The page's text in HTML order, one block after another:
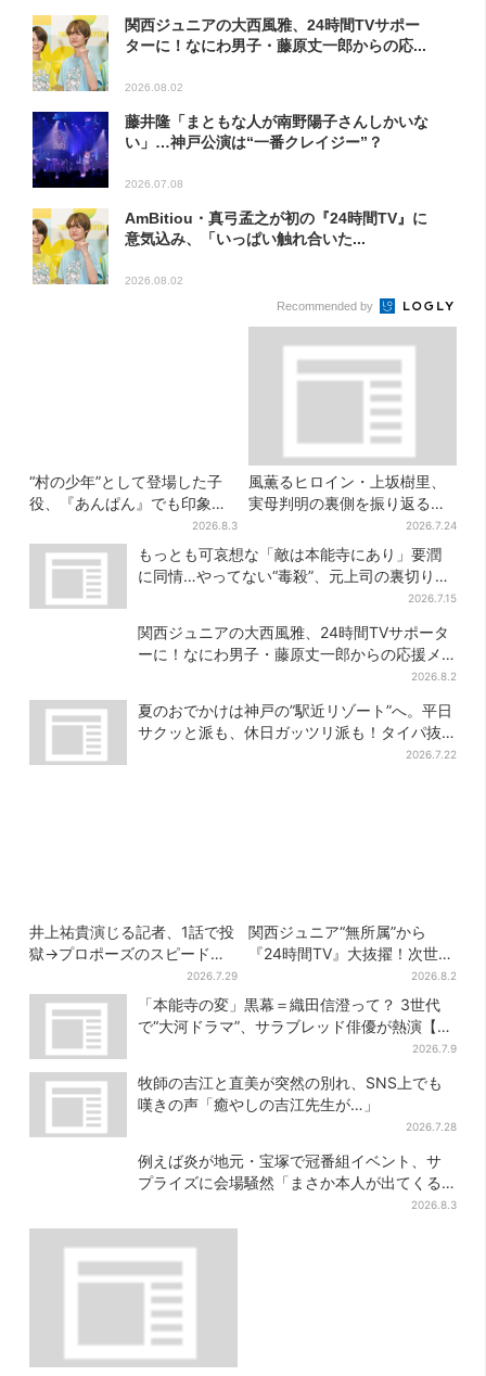
関西ジュニアの大西風雅、24時間TVサポー
ターに！なにわ男子・藤原丈一郎からの応...
2026.08.02
藤井隆「まともな人が南野陽子さんしかいな
い」…神戸公演は“一番クレイジー”？
2026.07.08
AmBitiou・真弓孟之が初の『24時間TV』に
意気込み、「いっぱい触れ合いた...
2026.08.02
Recommended by
“村の少年”として登場した子
役、『あんぱん』でも印象的
だった…視聴者驚き「どうり
で演技上手だと」
2026.8.3
風薫るヒロイン・上坂樹里、
実母判明の裏側を振り返る
「どういうこと？って」2026.7.24
もっとも可哀想な「敵は本能寺にあり」要潤
に同情…やってない“毒殺”、元上司の裏切り
2026.7.15
関西ジュニアの大西風雅、24時間TVサポータ
ーに！なにわ男子・藤原丈一郎からの応援メ
2026.8.2
夏のおでかけは神戸の”駅近リゾート”へ。平日
サクッと派も、休日ガッツリ派も！タイパ抜
2026.7.22
井上祐貴演じる記者、1話で投
獄→プロポーズのスピード感
に視聴者驚き「横沢さんだけ
怒涛すぎる」
2026.7.29
関西ジュニア“無所属”から
『24時間TV』大抜擢！次世代
スターと期待「まさか僕
が…」
2026.8.2
「本能寺の変」黒幕＝織田信澄って？ 3世代
で“大河ドラマ”、サラブレッド俳優が熱演【豊
2026.7.9
牧師の吉江と直美が突然の別れ、SNS上でも
嘆きの声「癒やしの吉江先生が…」
2026.7.28
例えば炎が地元・宝塚で冠番組イベント、サ
プライズに会場騒然「まさか本人が出てくる
2026.8.3